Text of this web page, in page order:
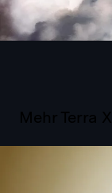
Mehr Terra X